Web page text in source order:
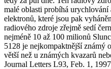
malé oblasti probíhá
elektronů, které jsou pak
radiového zdroje zřejmě sedí
nejméně 10 až 100 milionů
5128 je nejkompaktnější známý
větší než u známých kvazarů
Journal Letters L93, Feb. 1,